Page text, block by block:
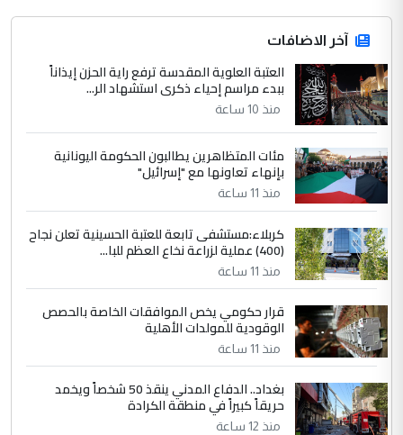
hadi
التعليق : تحيه اخويه حسينيه اي انسان مهما
كان محدود المعرفه بتفاصيل احداث المنطقه
يقول بما لايقبل ...
أردوغان يؤكد ان اتفاقية مكة للدفاع
المشترك لا تستهدف أية دولة ومفتوحة لانضمام
الدول الشقيقة
5 يوسف غزوان عصمت
التعليق : بكالوريوس فيزياء طبية متزوج و
زوجتي أيضا بكالوريوس سكني بغداد أرغب في
إكمال دراستي داخل ...
الموضوع :
السعودية توافق على الاستمرار في
إعطاء 100 منحة دراسية للطلبة العراقيين في
جامعاتها سنويا
آخر الاضافات
العتبة العلوية المقدسة ترفع راية الحزن إيذاناً
ببدء مراسم إحياء ذكرى استشهاد الر...
منذ 10 ساعة
مئات المتظاهرين يطالبون الحكومة اليونانية
بإنهاء تعاونها مع "إسرائيل"
منذ 11 ساعة
كربلاء:مستشفى تابعة للعتبة الحسينية تعلن نجاح
(400) عملية لزراعة نخاع العظم للبا...
منذ 11 ساعة
قرار حكومي يخص الموافقات الخاصة بالحصص
الوقودية للمولدات الأهلية
منذ 11 ساعة
بغداد.. الدفاع المدني ينقذ 50 شخصاً ويخمد
حريقاً كبيراً في منطقة الكرادة
منذ 12 ساعة